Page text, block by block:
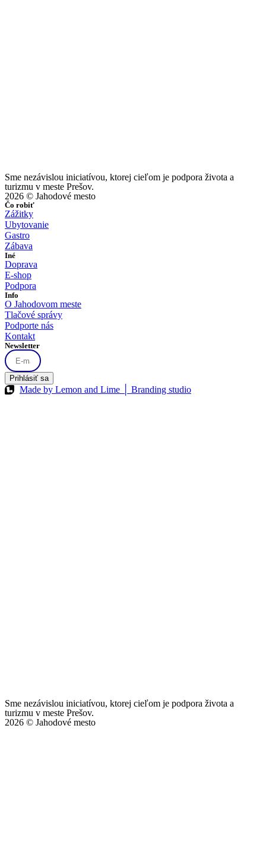
Sme nezávislou iniciatívou, ktorej cieľom je podpora života a
turizmu v meste Prešov.
2026 © Jahodové mesto
Čo robiť
Zážitky
Ubytovanie
Gastro
Zábava
Iné
Doprava
E-shop
Podpora
Info
O Jahodovom meste
Tlačové správy
Podporte nás
Kontakt
Newsletter
Prihlásiť sa
Made by Lemon and Lime │ Branding studio
Sme nezávislou iniciatívou, ktorej cieľom je podpora života a
turizmu v meste Prešov.
2026 © Jahodové mesto